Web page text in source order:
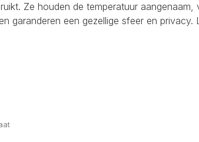
Ze houden de temperatuur aangenaam,
garanderen een gezellige sfeer en privacy.